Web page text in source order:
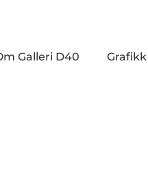
Galleri D40 Grafikk